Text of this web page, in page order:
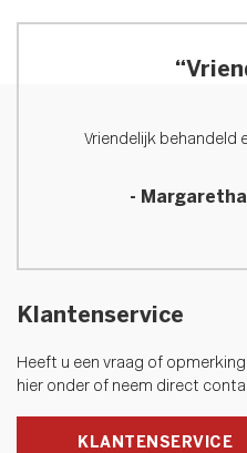
Vriendelijk behandeld
-
Klantenservice
Heeft u een vraag of
hier onder of neem direct
KLANTENSERVICE